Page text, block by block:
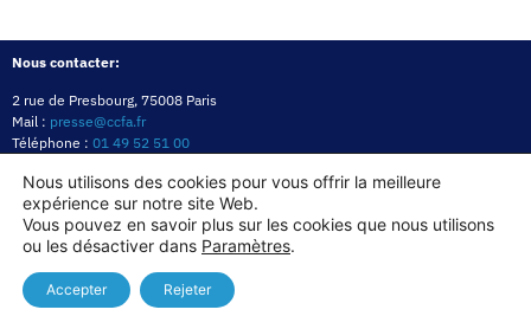
Nous contacter:
2 rue de Presbourg, 75008 Paris
Mail : presse@ccfa.fr
Téléphone : 01 49 52 51 00
Politique de confidentialitéMentions légales
Copyright© 2026
Nous utilisons des cookies pour vous offrir la meilleure
expérience sur notre site Web.
Vous pouvez en savoir plus sur les cookies que nous utilisons
ou les désactiver dans Paramètres.
Accepter Rejeter